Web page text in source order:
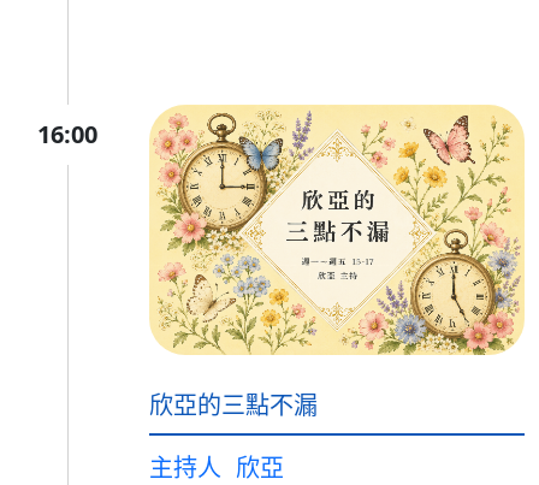
16:00
欣亞的三點不漏
主持人 欣亞